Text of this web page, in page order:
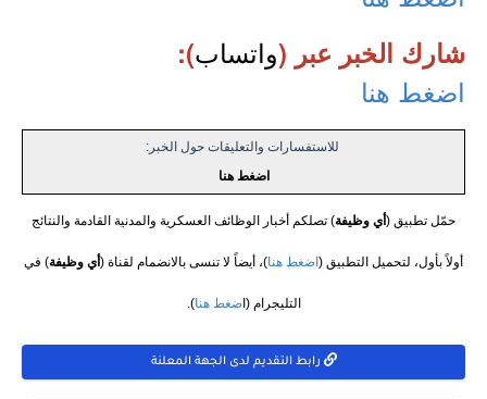
شارك الخبر عبر (واتساب):
اضغط هنا
للاستفسارات والتعليقات حول الخبر:
اضغط هنا
حمّل تطبيق ( أي وظيفة) تصلكم أخبار الوظائف العسكرية والمدنية القادمة والنتائج
أولاً بأول، لتحميل التطبيق ( اضغط هنا)، أيضاً لا تنسى بالانضمام لقناة ( أي وظيفة) في
التليجرام (اضغط هنا).
رابط التقديم لدى الجهة المعلنة